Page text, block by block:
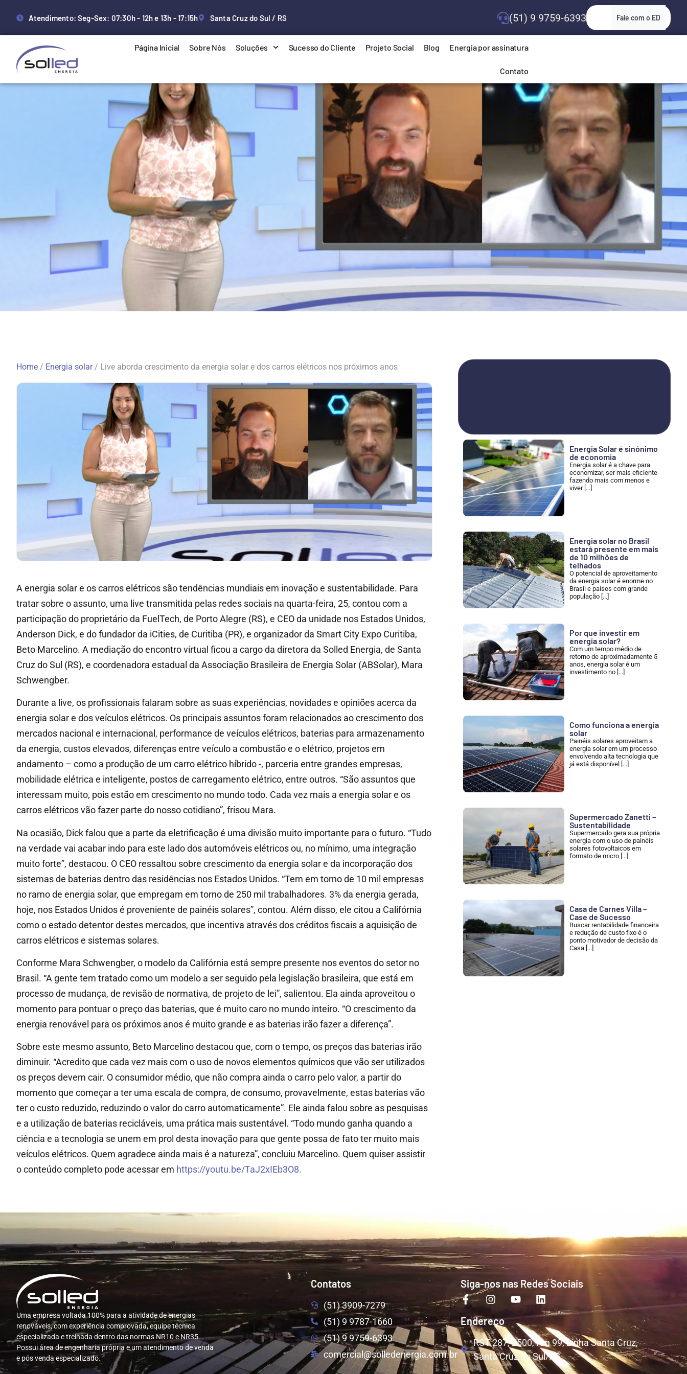
Atendimento: Seg-Sex: 07:30h - 12h e 13h - 17:15h Santa Cruz do Sul / RS Fale com o ED
(51) 9 9759-6393
Página Inicial Sobre Nós Soluções Sucesso do Cliente Projeto Social Blog Energia por assinatura
Contato
Home / Energia solar/ Live aborda crescimento da energia solar e dos carros elétricos nos próximos anos
A energia solar e os carros elétricos são tendências mundiais em inovação e sustentabilidade. Para
tratar sobre o assunto, uma live transmitida pelas redes sociais na quarta-feira, 25, contou com a
participação do proprietário da FuelTech, de Porto Alegre (RS), e CEO da unidade nos Estados Unidos,
Anderson Dick, e do fundador da iCities, de Curitiba (PR), e organizador da Smart City Expo Curitiba,
Beto Marcelino. A mediação do encontro virtual ficou a cargo da diretora da Solled Energia, de Santa
Cruz do Sul (RS), e coordenadora estadual da Associação Brasileira de Energia Solar (ABSolar), Mara
Schwengber.
Durante a live, os profissionais falaram sobre as suas experiências, novidades e opiniões acerca da
energia solar e dos veículos elétricos. Os principais assuntos foram relacionados ao crescimento dos
mercados nacional e internacional, performance de veículos elétricos, baterias para armazenamento
da energia, custos elevados, diferenças entre veículo a combustão e o elétrico, projetos em
andamento – como a produção de um carro elétrico híbrido -, parceria entre grandes empresas,
mobilidade elétrica e inteligente, postos de carregamento elétrico, entre outros. “São assuntos que
interessam muito, pois estão em crescimento no mundo todo. Cada vez mais a energia solar e os
carros elétricos vão fazer parte do nosso cotidiano”, frisou Mara.
Na ocasião, Dick falou que a parte da eletrificação é uma divisão muito importante para o futuro. “Tudo
na verdade vai acabar indo para este lado dos automóveis elétricos ou, no mínimo, uma integração
muito forte”, destacou. O CEO ressaltou sobre crescimento da energia solar e da incorporação dos
sistemas de baterias dentro das residências nos Estados Unidos. “Tem em torno de 10 mil empresas
no ramo de energia solar, que empregam em torno de 250 mil trabalhadores. 3% da energia gerada,
hoje, nos Estados Unidos é proveniente de painéis solares”, contou. Além disso, ele citou a Califórnia
como o estado detentor destes mercados, que incentiva através dos créditos fiscais a aquisição de
carros elétricos e sistemas solares.
Conforme Mara Schwengber, o modelo da Califórnia está sempre presente nos eventos do setor no
Brasil. “A gente tem tratado como um modelo a ser seguido pela legislação brasileira, que está em
processo de mudança, de revisão de normativa, de projeto de lei”, salientou. Ela ainda aproveitou o
momento para pontuar o preço das baterias, que é muito caro no mundo inteiro. “O crescimento da
energia renovável para os próximos anos é muito grande e as baterias irão fazer a diferença”.
Sobre este mesmo assunto, Beto Marcelino destacou que, com o tempo, os preços das baterias irão
diminuir. “Acredito que cada vez mais com o uso de novos elementos químicos que vão ser utilizados
os preços devem cair. O consumidor médio, que não compra ainda o carro pelo valor, a partir do
momento que começar a ter uma escala de compra, de consumo, provavelmente, estas baterias vão
ter o custo reduzido, reduzindo o valor do carro automaticamente”. Ele ainda falou sobre as pesquisas
e a utilização de baterias recicláveis, uma prática mais sustentável. “Todo mundo ganha quando a
ciência e a tecnologia se unem em prol desta inovação para que gente possa de fato ter muito mais
veículos elétricos. Quem agradece ainda mais é a natureza”, concluiu Marcelino. Quem quiser assistir
o conteúdo completo pode acessar em https://youtu.be/TaJ2xIEb3O8.
Energia Solar é sinônimo
de economia
Energia solar é a chave para
economizar, ser mais eficiente
fazendo mais com menos e
viver [...]
Energia solar no Brasil
estará presente em mais
de 10 milhões de
telhados
O potencial de aproveitamento
da energia solar é enorme no
Brasil e países com grande
população [...]
Por que investir em
energia solar?
Com um tempo médio de
retorno de aproximadamente 5
anos, energia solar é um
investimento no [...]
Como funciona a energia
solar
Painéis solares aproveitam a
energia solar em um processo
envolvendo alta tecnologia que
já está disponível [...]
Supermercado Zanetti –
Sustentabilidade
Supermercado gera sua própria
energia com o uso de painéis
solares fotovoltaicos em
formato de micro [...]
Casa de Carnes Villa –
Case de Sucesso
Buscar rentabilidade financeira
e redução de custo fixo é o
ponto motivador de decisão da
Casa [...]
Uma empresa voltada 100% para a atividade de energias
renováveis, com experiência comprovada, equipe técnica
especializada e treinada dentro das normas NR10 e NR35.
Possui área de engenharia própria e um atendimento de venda
e pós venda especializado.
Contatos
(51) 3909-7279
(51) 9 9787-1660
(51) 9 9759-6393
comercial@solledenergia.com.br
Siga-nos nas Redes Sociais
Endereço
RST 287, 2500, Km 99, Linha Santa Cruz,
Santa Cruz do Sul/RS